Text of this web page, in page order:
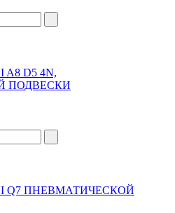
D5 4N,
ПОДВЕСКИ
Q7 ПНЕВМАТИЧЕСКОЙ